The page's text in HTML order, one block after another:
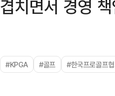
겹치면서 경영
#KPGA #골프 #한국프로골프